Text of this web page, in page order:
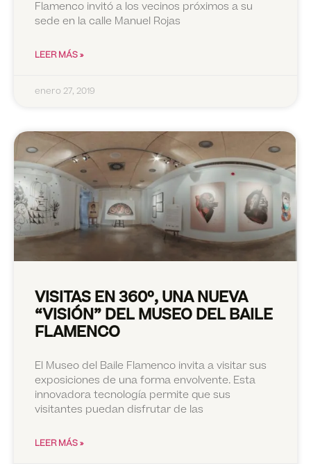
Flamenco invitó a los vecinos próximos a su
sede en la calle Manuel Rojas
LEER MÁS »
enero 27, 2019
VISITAS EN 360º, UNA NUEVA
“VISIÓN” DEL MUSEO DEL BAILE
FLAMENCO
El Museo del Baile Flamenco invita a visitar sus
exposiciones de una forma envolvente. Esta
innovadora tecnología permite que sus
visitantes puedan disfrutar de las
LEER MÁS »